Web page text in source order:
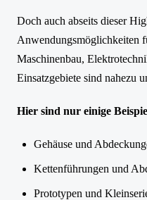
Doch auch abseits dieser
Anwendungsmöglichkeiten
Maschinenbau,
Einsatzgebiete sind nahezu
Hier sind nur einige
Gehäuse und
Kettenführungen und
Prototypen und